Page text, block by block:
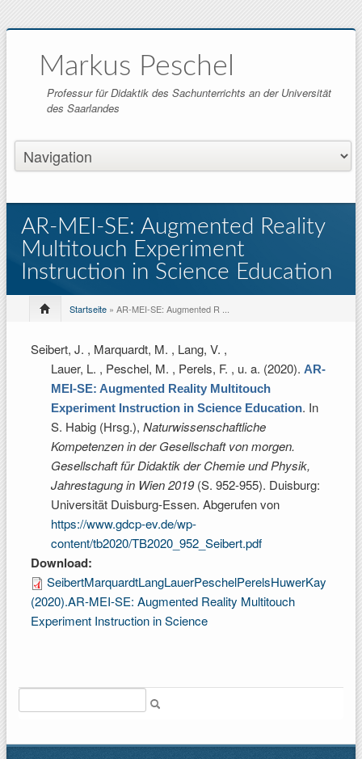
Markus Peschel
Professur für Didaktik des Sachunterrichts an der Universität
des Saarlandes
AR-MEI-SE: Augmented Reality
Multitouch Experiment
Instruction in Science Education
Startseite » AR-MEI-SE: Augmented R ...
Seibert, J. , Marquardt, M. , Lang, V. ,
Lauer, L. , Peschel, M. , Perels, F. , u. a. (2020). AR-
MEI-SE: Augmented Reality Multitouch
Experiment Instruction in Science Education. In
S. Habig (Hrsg.), Naturwissenschaftliche
Kompetenzen in der Gesellschaft von morgen.
Gesellschaft für Didaktik der Chemie und Physik,
Jahrestagung in Wien 2019(S. 952-955). Duisburg:
Universität Duisburg-Essen. Abgerufen von
https://www.gdcp-ev.de/wp-
content/tb2020/TB2020_952_Seibert.pdf
Download:
SeibertMarquardtLangLauerPeschelPerelsHuwerKay
(2020).AR-MEI-SE: Augmented Reality Multitouch
Experiment Instruction in Science